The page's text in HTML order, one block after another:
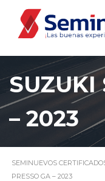
SUZUKI
– 2023
SEMINUEVOS
PRESSO GA – 2023